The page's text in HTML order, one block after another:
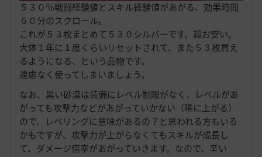
５３０％戦闘経験値とスキル経験値があがる、効果時間
６０分のスクロール。
これが５３枚まとめて５３０シルバーです。超お安い。
大体１年に１度くらいリセットされて、また５３枚買え
るようになる、という品物です。
遠慮なく使ってしまいましょう。
なお、黒い砂漠は装備にレベル制限がなく、レベルがあ
がっても攻撃力などがあがっていかない（稀に上がる）
ので、レベリングに意味があるの？と思われる方もいる
かもですが、攻撃力が上がらなくてもスキルが成長し
て、ダメージ倍率があがっていきます。なので、辛い